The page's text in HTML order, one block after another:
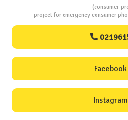
(consumer-
project for emergency consumer
Facebook
Instagram